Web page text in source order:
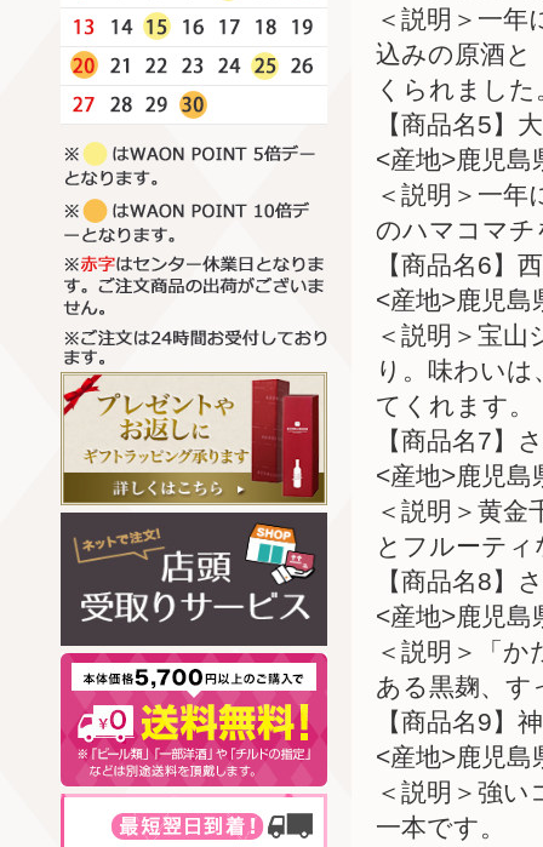
＜説明＞一年
込みの原酒と
くられました
【商品名5】
<産地>鹿児
＜説明＞一年
のハマコマチ
【商品名6】
<産地>鹿児
＜説明＞宝
り。味わい
てくれます。
【商品名7】
<産地>鹿児
＜説明＞黄
とフルーテ
【商品名8】
<産地>鹿児
＜説明＞「
ある黒麹、す
【商品名9】
<産地>鹿児
＜説明＞強
一本です。